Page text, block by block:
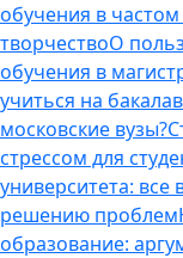
обучения в частом
творчествоО
обучения в
учиться на
московские вузы?
стрессом для
университета: все
решению проблем
образование: